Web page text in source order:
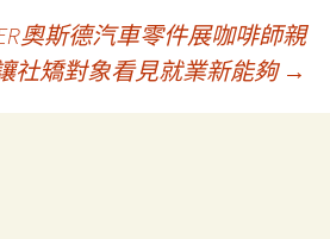
奧斯德汽車零件展咖啡師親
社矯對象看見就業新能夠 →